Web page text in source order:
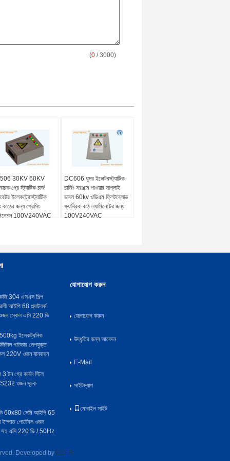
(0 / 3000)
30KV 60KV
গ্রে স্ট্যাটিক চার্জ
ইলেকট্রোস্ট্যাটিক
কাঠের জন্য প্রেসিং
100V240VAC
DC606 ধূসর ইলেক্টরস্ট্যাটিক
চার্জিং সরঞ্জাম পাওয়ার সাপ্লাই
ডাবল 60kv ওডিএম ফ্লিটব্লোড
ফ্যাব্রিক কাঠ ল্যামিনেটের জন্য
100V240VAC
304 এসএস শিল্প
আইপি 68 প্ল্যাটফর্ম
ওজন স্কেল এসি 220 ভি
ইলেকট্রনিক
পাউডার লেপযুক্ত
220V ওজন যানবাহন
টন গ্রে কার্বন স্টিল
ওজন সূচক
60x80 সেমি আইপি 65
ইস্পাত পোর্টেবল ওজন
সহ এসি 220 ভি / 50Hz
যোগাযোগ করুন
যোগাযোগ করুন
উদ্ধৃতির জন্য আবেদন
E-Mail
সাইটম্যাপ
মোবাইল সাইট
Developed by ECER